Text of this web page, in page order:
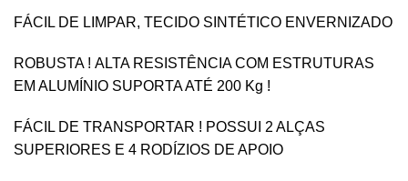
FÁCIL DE LIMPAR, TECIDO SINTÉTICO ENVERNIZADO
ROBUSTA ! ALTA RESISTÊNCIA COM ESTRUTURAS
EM ALUMÍNIO SUPORTA ATÉ 200 Kg !
FÁCIL DE TRANSPORTAR ! POSSUI 2 ALÇAS
SUPERIORES E 4 RODÍZIOS DE APOIO